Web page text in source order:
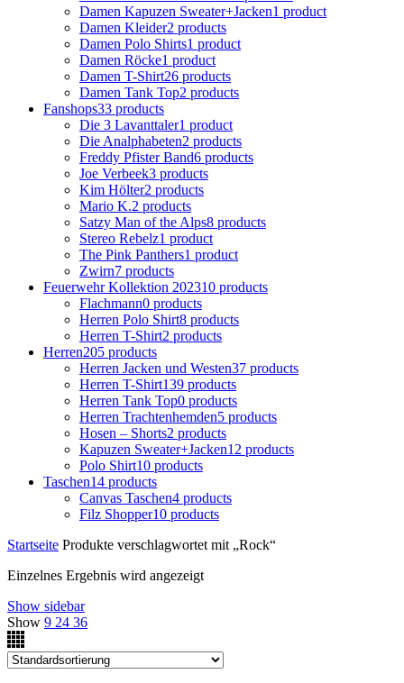
Damen Kapuzen Sweater+Jacken1 product
Damen Kleider2 products
Damen Polo Shirts1 product
Damen Röcke1 product
Damen T-Shirt26 products
Damen Tank Top2 products
Fanshops33 products
Die 3 Lavanttaler1 product
Die Analphabeten2 products
Freddy Pfister Band6 products
Joe Verbeek3 products
Kim Hölter2 products
Mario K.2 products
Satzy Man of the Alps8 products
Stereo Rebelz1 product
The Pink Panthers1 product
Zwirn7 products
Feuerwehr Kollektion 202310 products
Flachmann0 products
Herren Polo Shirt8 products
Herren T-Shirt2 products
Herren205 products
Herren Jacken und Westen37 products
Herren T-Shirt139 products
Herren Tank Top0 products
Herren Trachtenhemden5 products
Hosen – Shorts2 products
Kapuzen Sweater+Jacken12 products
Polo Shirt10 products
Taschen14 products
Canvas Taschen4 products
Filz Shopper10 products
Startseite Produkte verschlagwortet mit „Rock“
Einzelnes Ergebnis wird angezeigt
Show sidebar
Show 9 24 36